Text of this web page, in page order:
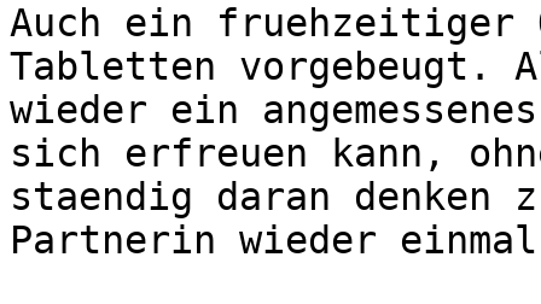
Auch ein fruehzeitiger
Tabletten vorgebeugt.
wieder ein
sich erfreuen kann,
staendig daran denken
Partnerin wieder